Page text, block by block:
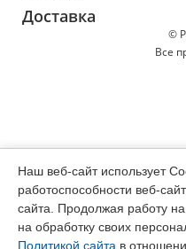
©
Все
Доставка
Наш веб-сайт использует
работоспособности веб-
сайта. Продолжая работу
на обработку своих
Политикой сайта в